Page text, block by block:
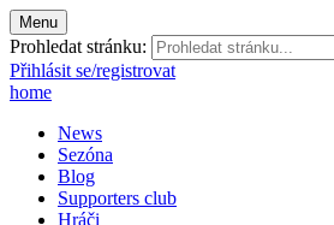
Menu
Prohledat stránku:
Přihlásit se/registrovat
home
News
Sezóna
Blog
Supporters club
Hráči